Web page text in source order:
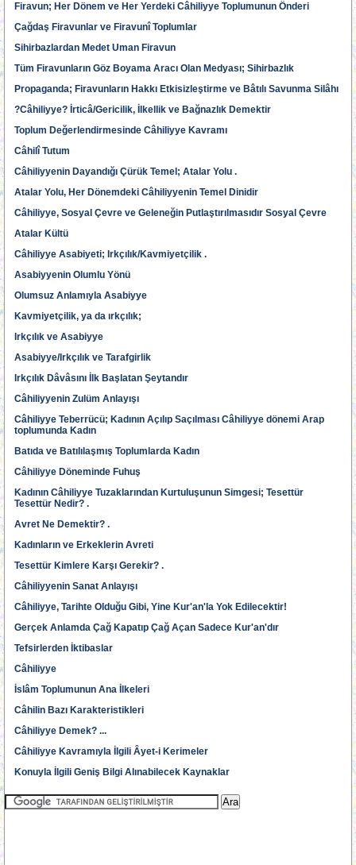
Firavun; Her Dönem ve Her Yerdeki Câhiliyye Toplumunun Önderi
Çağdaş Firavunlar ve Firavunî Toplumlar
Sihirbazlardan Medet Uman Firavun
Tüm Firavunların Göz Boyama Aracı Olan Medyası; Sihirbazlık
Propaganda; Firavunların Hakkı Etkisizleştirme ve Bâtılı Savunma Silâhı
?Câhiliyye? İrticâ/Gericilik, İlkellik ve Bağnazlık Demektir
Toplum Değerlendirmesinde Câhiliyye Kavramı
Câhilî Tutum
Câhiliyyenin Dayandığı Çürük Temel; Atalar Yolu .
Atalar Yolu, Her Dönemdeki Câhiliyyenin Temel Dinidir
Câhiliyye, Sosyal Çevre ve Geleneğin Putlaştırılmasıdır Sosyal Çevre
Atalar Kültü
Câhiliyye Asabiyeti; Irkçılık/Kavmiyetçilik .
Asabiyyenin Olumlu Yönü
Olumsuz Anlamıyla Asabiyye
Kavmiyetçilik, ya da ırkçılık;
Irkçılık ve Asabiyye
Asabiyye/Irkçılık ve Tarafgirlik
Irkçılık Dâvâsını İlk Başlatan Şeytandır
Câhiliyyenin Zulüm Anlayışı
Câhiliyye Teberrücü; Kadının Açılıp Saçılması Câhiliyye dönemi Arap
toplumunda Kadın
Batıda ve Batılılaşmış Toplumlarda Kadın
Câhiliyye Döneminde Fuhuş
Kadının Câhiliyye Tuzaklarından Kurtuluşunun Simgesi; Tesettür
Tesettür Nedir? .
Avret Ne Demektir? .
Kadınların ve Erkeklerin Avreti
Tesettür Kimlere Karşı Gerekir? .
Câhiliyyenin Sanat Anlayışı
Câhiliyye, Tarihte Olduğu Gibi, Yine Kur'an'la Yok Edilecektir!
Gerçek Anlamda Çağ Kapatıp Çağ Açan Sadece Kur'an'dır
Tefsirlerden İktibaslar
Câhiliyye
İslâm Toplumunun Ana İlkeleri
Câhilin Bazı Karakteristikleri
Câhiliyye Demek? ...
Câhiliyye Kavramıyla İlgili Âyet-i Kerimeler
Konuyla İlgili Geniş Bilgi Alınabilecek Kaynaklar